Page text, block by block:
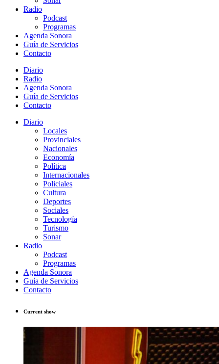
Radio
Podcast
Programas
Agenda Sonora
Guía de Servicios
Contacto
Diario
Radio
Agenda Sonora
Guía de Servicios
Contacto
Diario
Locales
Provinciales
Nacionales
Economía
Política
Internacionales
Policiales
Cultura
Deportes
Sociales
Tecnología
Turismo
Sonar
Radio
Podcast
Programas
Agenda Sonora
Guía de Servicios
Contacto
Current show